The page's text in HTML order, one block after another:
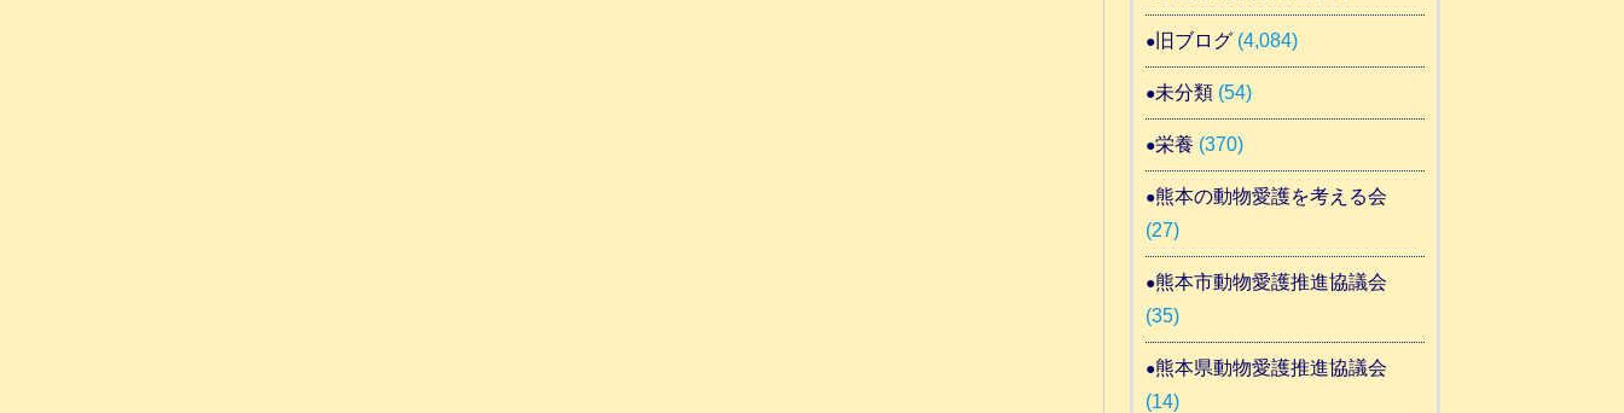
旧ブログ(4,084)
未分類(54)
栄養 (370)
熊本の動物愛護を考える会
(27)
熊本市動物愛護推進協議会
(35)
熊本県動物愛護推進協議会
(14)